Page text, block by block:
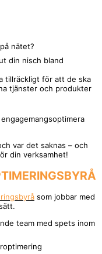
nätet?
din nisch bland
tillräckligt för att de ska
tjänster och produkter
var det saknas – och
din verksamhet!
som jobbar med
team med spets inom